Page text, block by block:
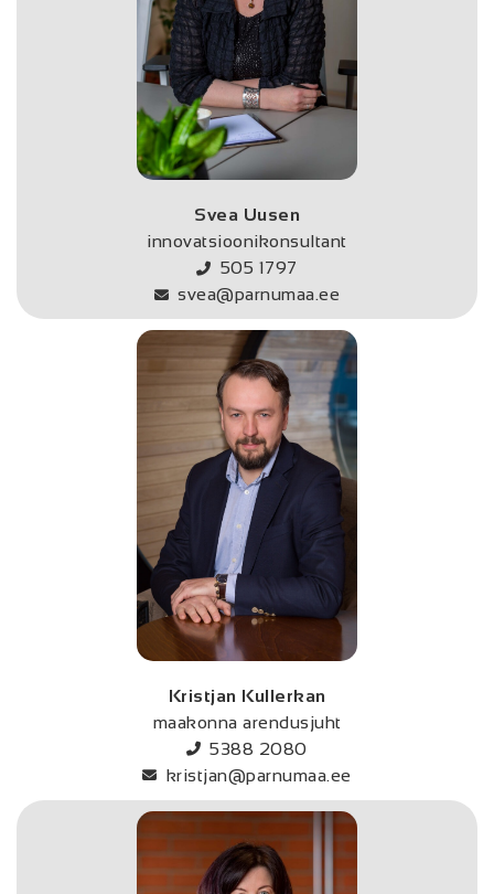
Svea Uusen
innovatsioonikonsultant
505 1797
svea@parnumaa.ee
Kristjan Kullerkan
maakonna arendusjuht
5388 2080
kristjan@parnumaa.ee